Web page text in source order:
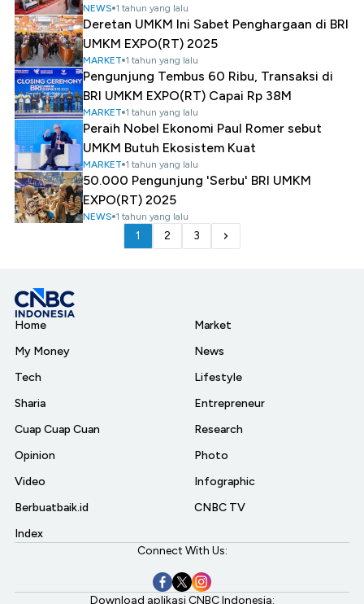
NEWS 1 tahun yang lalu
Deretan UMKM Ini Sabet Penghargaan di BRI
UMKM EXPO(RT) 2025
MARKET 1 tahun yang lalu
Pengunjung Tembus 60 Ribu, Transaksi di
BRI UMKM EXPO(RT) Capai Rp 38M
MARKET 1 tahun yang lalu
Peraih Nobel Ekonomi Paul Romer sebut
UMKM Butuh Ekosistem Kuat
MARKET 1 tahun yang lalu
50.000 Pengunjung 'Serbu' BRI UMKM
EXPO(RT) 2025
NEWS 1 tahun yang lalu
1 2 3
Home
My Money
Tech
Sharia
Cuap Cuap Cuan
Opinion
Video
Berbuatbaik.id
Index
Market
News
Lifestyle
Entrepreneur
Research
Photo
Infographic
CNBC TV
Connect With Us:
Download aplikasi CNBC Indonesia: